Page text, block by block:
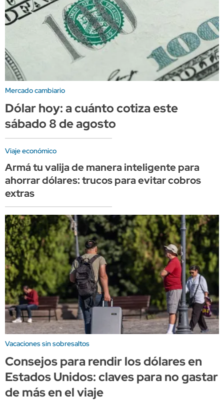
Mercado cambiario
Dólar hoy: a cuánto cotiza este
sábado 8 de agosto
Viaje económico
Armá tu valija de manera inteligente para
ahorrar dólares: trucos para evitar cobros
extras
Vacaciones sin sobresaltos
Consejos para rendir los dólares en
Estados Unidos: claves para no gastar
de más en el viaje